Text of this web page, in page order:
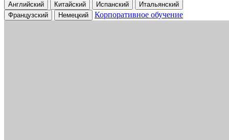
Английский
Китайский Испанский
Итальянский
Французский
Немецкий Корпоративное обучение